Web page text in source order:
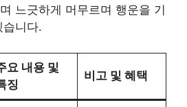
느긋하게 머무르며 행운을 기
니다.
요 내용 및
징
비고 및 혜택